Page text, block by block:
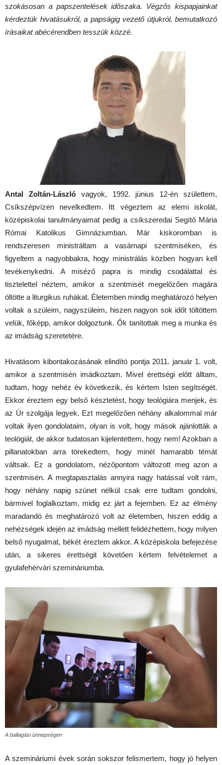
szokásosan a papszentelések időszaka. Végzős kispapjainkat
kérdeztük hivatásukról, a papságig vezető útjukról, bemutatkozó
írásaikat abécérendben tesszük közzé.
Antal Zoltán-Lászlóvagyok, 1992. június 12-én születtem,
Csíkszépvízen nevelkedtem. Itt végeztem az elemi iskolát,
középiskolai tanulmányaimat pedig a csíkszeredai Segítő Mária
Római Katolikus Gimnáziumban. Már kiskoromban is
rendszeresen ministráltam a vasárnapi szentmiséken, és
figyeltem a nagyobbakra, hogy ministrálás közben hogyan kell
tevékenykedni. A miséző papra is mindig csodálattal és
tisztelettel néztem, amikor a szentmisét megelőzően magára
öltötte a liturgikus ruhákat. Életemben mindig meghatározó helyen
voltak a szüleim, nagyszüleim, hiszen nagyon sok időt töltöttem
velük, főképp, amikor dolgoztunk. Ők tanítottak meg a munka és
az imádság szeretetére.
Hivatásom kibontakozásának elindító pontja 2011. január 1. volt,
amikor a szentmisén imádkoztam. Mivel érettségi előtt álltam,
tudtam, hogy nehéz év következik, és kértem Isten segítségét.
Ekkor éreztem egy belső késztetést, hogy teológiára menjek, és
az Úr szolgája legyek. Ezt megelőzően néhány alkalommal már
voltak ilyen gondolataim, olyan is volt, hogy mások ajánlották a
teológiát, de akkor tudatosan kijelentettem, hogy nem! Azokban a
pillanatokban arra törekedtem, hogy minél hamarabb témát
váltsak. Ez a gondolatom, nézőpontom változott meg azon a
szentmisén. A megtapasztalás annyira nagy hatással volt rám,
hogy néhány napig szünet nélkül csak erre tudtam gondolni,
bármivel foglalkoztam, midig ez járt a fejemben. Ez az élmény
maradandó és meghatározó volt az életemben, hiszen eddig a
nehézségek idején az imádság mellett felidézhettem, hogy milyen
belső nyugalmat, békét éreztem akkor. A középiskola befejezése
után, a sikeres érettségit követően kértem felvételemet a
gyulafehérvári szemináriumba.
A ballagási ünnepségen
A szemináriumi évek során sokszor felismertem, hogy jó helyen